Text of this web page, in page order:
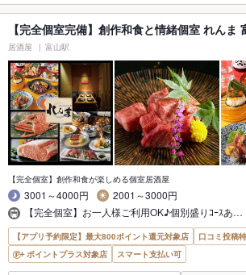
【完全個室完備】創作和食と情緒個室 れんま
居酒屋 富山駅
【完全個室】創作和食が楽しめる個室居酒屋
3001～4000円
2001～3000円
【完全個室】お一人様ご利用OK♪個別盛りｺｰｽあ…
【アプリ予約限定】最大800ポイント還元対象店
口コミ投稿
ポイントプラス対象店
スマート支払い可